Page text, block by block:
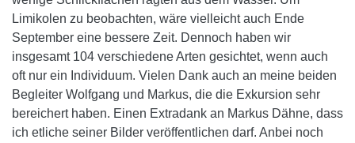
Limikolen zu beobachten, wäre vielleicht auch Ende
September eine bessere Zeit. Dennoch haben wir
insgesamt 104 verschiedene Arten gesichtet, wenn auch
oft nur ein Individuum. Vielen Dank auch an meine beiden
Begleiter Wolfgang und Markus, die die Exkursion sehr
bereichert haben. Einen Extradank an Markus Dähne, dass
ich etliche seiner Bilder veröffentlichen darf. Anbei noch